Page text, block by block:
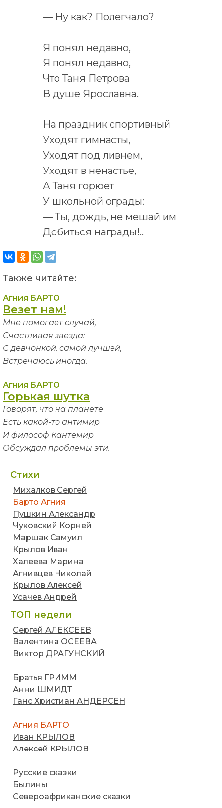
— Ну как? Полегчало?
Я понял недавно,
Я понял недавно,
Что Таня Петрова
В душе Ярославна.
На праздник спортивный
Уходят гимнасты,
Уходят под ливнем,
Уходят в ненастье,
А Таня горюет
У школьной ограды:
— Ты, дождь, не мешай им
Добиться награды!..
Также читайте:
Агния БАРТО
Везет нам!
Мне помогает случай,
Счастливая звезда:
С девчонкой, самой лучшей,
Встречаюсь иногда.
Агния БАРТО
Горькая шутка
Говорят, что на планете
Есть какой-то антимир
И философ Кантемир
Обсуждал проблемы эти.
Стихи
Михалков Сергей
Барто Агния
Пушкин Александр
Чуковский Корней
Маршак Самуил
Крылов Иван
Халеева Марина
Агнивцев Николай
Крылов Алексей
Усачев Андрей
ТОП недели
Сергей АЛЕКСЕЕВ
Валентина ОСЕЕВА
Виктор ДРАГУНСКИЙ
Братья ГРИММ
Анни ШМИДТ
Ганс Христиан АНДЕРСЕН
Агния БАРТО
Иван КРЫЛОВ
Алексей КРЫЛОВ
Русские сказки
Былины
Североафриканские сказки